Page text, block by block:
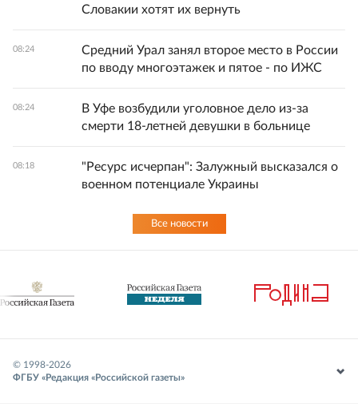
Словакии хотят их вернуть
08:24
Средний Урал занял второе место в России
по вводу многоэтажек и пятое - по ИЖС
08:24
В Уфе возбудили уголовное дело из-за
смерти 18-летней девушки в больнице
08:18
"Ресурс исчерпан": Залужный высказался о
военном потенциале Украины
Все новости
© 1998-2026
ФГБУ «Редакция «Российской газеты»